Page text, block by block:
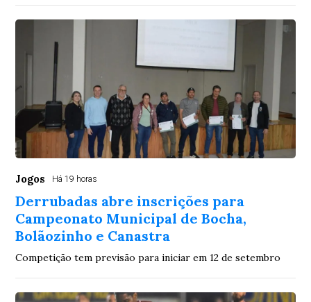
Jogos Há 19 horas
Derrubadas abre inscrições para
Campeonato Municipal de Bocha,
Bolãozinho e Canastra
Competição tem previsão para iniciar em 12 de setembro